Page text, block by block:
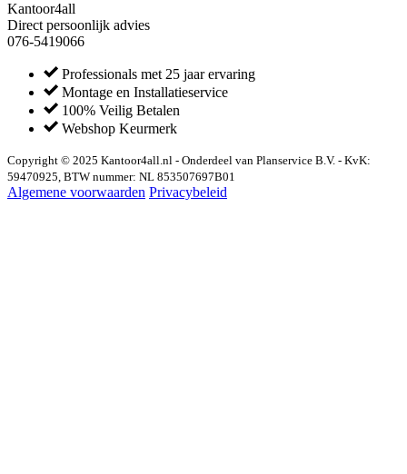
Kantoor4all
Direct persoonlijk advies
076-5419066
Professionals met 25 jaar ervaring
Montage en Installatieservice
100% Veilig Betalen
Webshop Keurmerk
Copyright © 2025 Kantoor4all.nl - Onderdeel van Planservice B.V. - KvK:
59470925, BTW nummer: NL 853507697B01
Algemene voorwaarden Privacybeleid